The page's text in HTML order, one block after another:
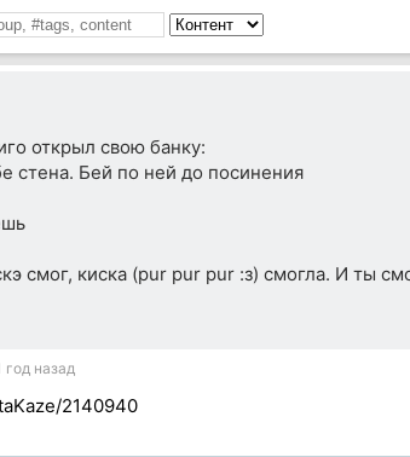
открыл свою банку:
стена. Бей по ней до посинения
смог, киска (pur pur pur :з) смогла. И ты
год назад
2140940